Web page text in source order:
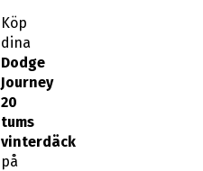
Köp
dina
Dodge
Journey
20
tums
vinterdäck
på